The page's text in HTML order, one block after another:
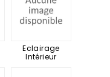
Eclairage
Intérieur